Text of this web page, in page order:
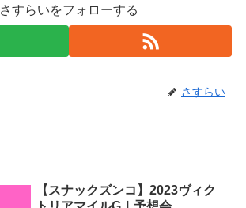
さすらいをフォローする
さすらい
【スナックズンコ】2023ヴィク